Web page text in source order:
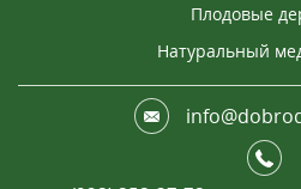
ЄВГЕНІЯ
Якість насіння просто
сортів зійшло майже
Плодовые
Натуральный